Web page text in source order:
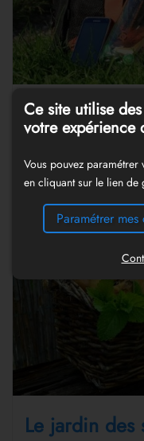
Terra
des Landes
Le jardin des
Ce site utilise
votre expérience
Vous pouvez
en cliquant sur le lien de
Paramétrer